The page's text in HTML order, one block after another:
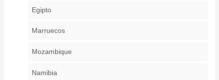
Egipto
Marruecos
Mozambique
Namibia